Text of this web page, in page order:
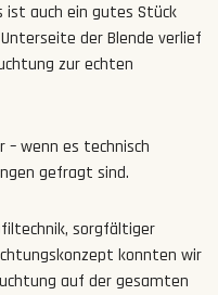
ist auch ein gutes Stück
der Blende verlief
zur echten
– wenn es technisch
gefragt sind.
sorgfältiger
konnten wir
auf der gesamten